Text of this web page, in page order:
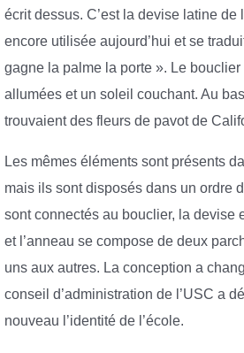
écrit dessus. C’est la devise latine de
encore utilisée aujourd’hui et se
gagne la palme la porte ». Le
allumées et un soleil couchant. Au
trouvaient des fleurs de pavot de
Les mêmes éléments sont présents
mais ils sont disposés dans un ordre
sont connectés au bouclier, la devise
et l’anneau se compose de deux
uns aux autres. La conception a
conseil d’administration de l’USC a
nouveau l’identité de l’école.